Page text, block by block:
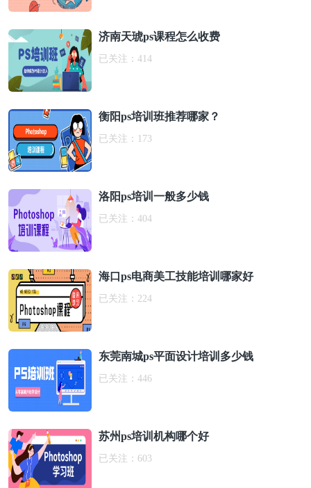
济南天琥ps课程怎么收费
已关注： 414
衡阳ps培训班推荐哪家？
已关注： 173
洛阳ps培训一般多少钱
已关注： 404
海口ps电商美工技能培训哪家好
已关注： 224
东莞南城ps平面设计培训多少钱
已关注： 446
苏州ps培训机构哪个好
已关注： 603